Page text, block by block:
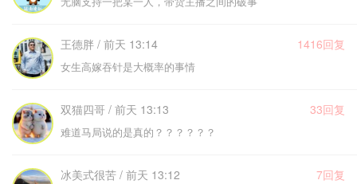
王德胖 / 前天 13:14 1416回复
女生高嫁吞针是大概率的事情
双猫四哥 / 前天 13:13 33回复
难道马局说的是真的？？？？？？
冰美式很苦 / 前天 13:12 7回复